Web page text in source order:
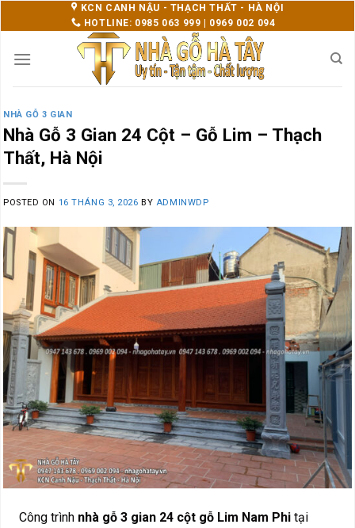
to
KCN CANH NẬU - THẠCH THẤT - HÀ NỘI
HOTLINE: 0985 063 999 | 0969 002 094
NHÀ GỖ 3 GIAN
Nhà Gỗ 3 Gian 24 Cột – Gỗ Lim – Thạch
Thất, Hà Nội
POSTED ON 16 THÁNG 3, 2026 BY ADMINWDP
Công trình nhà gỗ 3 gian 24 cột gỗ Lim Nam Phi tại